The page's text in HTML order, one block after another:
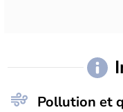
Pollution et